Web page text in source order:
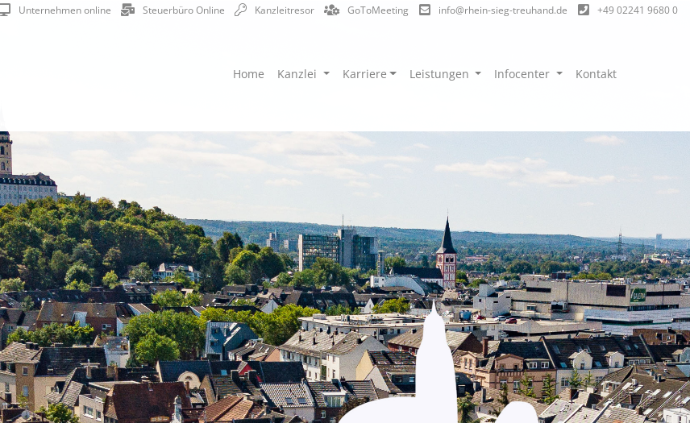
Unternehmen online Steuerbüro Online Kanzleitresor GoToMeeting info@rhein-sieg-treuhand.de +49 02241 9680 0
Home Kanzlei Karriere Leistungen Infocenter Kontakt